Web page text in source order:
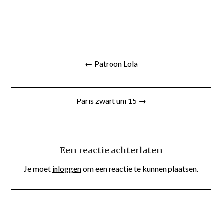
Berichtnavigatie
← Patroon Lola
Paris zwart uni 15 →
Een reactie achterlaten
Je moet inloggenom een reactie te kunnen plaatsen.